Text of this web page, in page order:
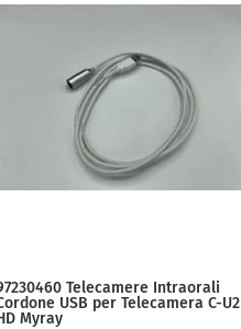
Telecamere Intraorali
USB per Telecamera C-U2
Myray